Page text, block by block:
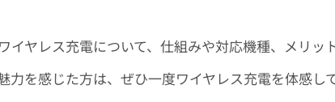
イヤレス充電について、仕組みや対応機種、メリッ
力を感じた方は、ぜひ一度ワイヤレス充電を体感し